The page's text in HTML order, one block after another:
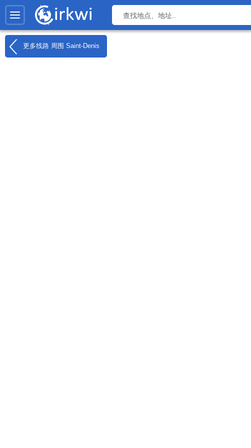
更多线路 周围 Saint-Denis